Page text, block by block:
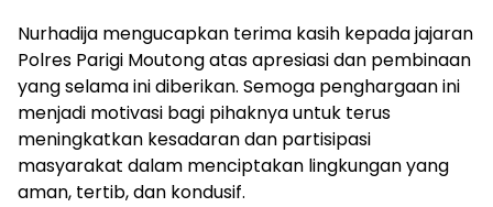
Nurhadija mengucapkan terima kasih kepada jajaran
Polres Parigi Moutong atas apresiasi dan pembinaan
yang selama ini diberikan. Semoga penghargaan ini
menjadi motivasi bagi pihaknya untuk terus
meningkatkan kesadaran dan partisipasi
masyarakat dalam menciptakan lingkungan yang
aman, tertib, dan kondusif.